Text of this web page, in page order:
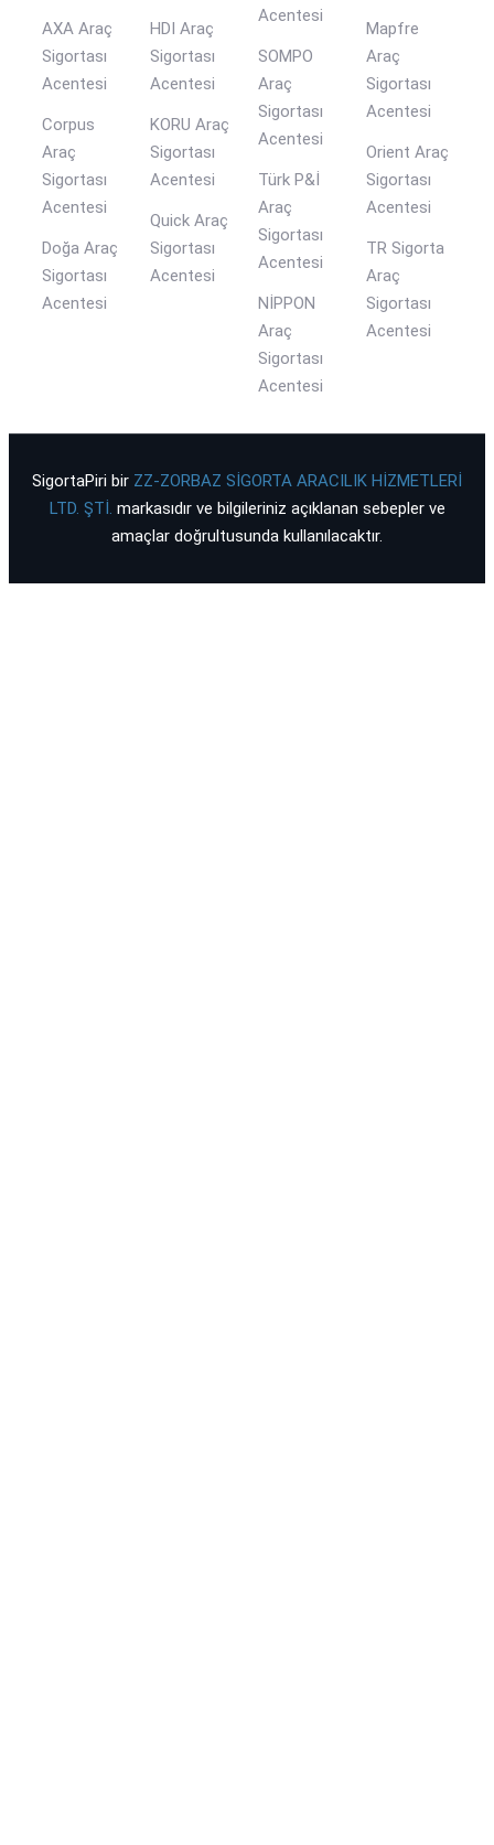
AXA Araç
Sigortası
Acentesi
Corpus
Araç
Sigortası
Acentesi
Doğa Araç
Sigortası
Acentesi
HDI Araç
Sigortası
Acentesi
KORU Araç
Sigortası
Acentesi
Quick Araç
Sigortası
Acentesi
Acentesi
SOMPO
Araç
Sigortası
Acentesi
Türk P&İ
Araç
Sigortası
Acentesi
NİPPON
Araç
Sigortası
Acentesi
Mapfre
Araç
Sigortası
Acentesi
Orient Araç
Sigortası
Acentesi
TR Sigorta
Araç
Sigortası
Acentesi
SigortaPiri bir ZZ-ZORBAZ SİGORTA ARACILIK HİZMETLERİ
LTD. ŞTİ. markasıdır ve bilgileriniz açıklanan sebepler ve
amaçlar doğrultusunda kullanılacaktır.